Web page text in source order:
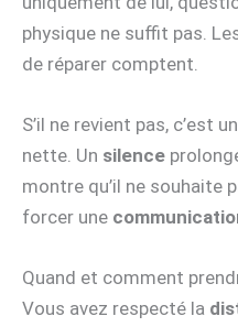
physique ne suffit pas.
de réparer comptent.
S’il ne revient pas, c’est
nette. Un silence
montre qu’il ne souhaite
forcer une
Quand et comment
Vous avez respecté la